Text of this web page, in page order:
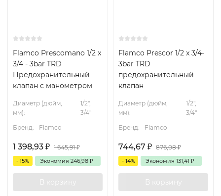
Flamco Prescomano 1/2 x
3/4 - 3bar TRD
Предохранительный
клапан с манометром
Диаметр (дюйм,
мм):
1/2",
3/4"
Бренд:
Flamco
1 398,93 ₽ 1 645,91₽
- 15% Экономия 246,98 ₽
В корзину
Flamco Prescor 1/2 x 3/4-
3bar TRD
предохранительный
клапан
Диаметр (дюйм,
мм):
1/2",
3/4"
Бренд:
Flamco
744,67 ₽ 876,08₽
- 14% Экономия 131,41 ₽
В корзину